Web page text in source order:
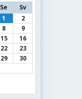
Se
Sv
1
2
8
9
15
16
22
23
29
30